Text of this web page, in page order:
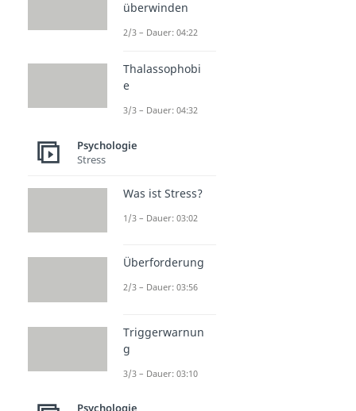
überwinden
2/3 – Dauer: 04:22
Thalassophobi
e
3/3 – Dauer: 04:32
Psychologie
Stress
Was ist Stress?
1/3 – Dauer: 03:02
Überforderung
2/3 – Dauer: 03:56
Triggerwarnun
g
3/3 – Dauer: 03:10
Psychologie